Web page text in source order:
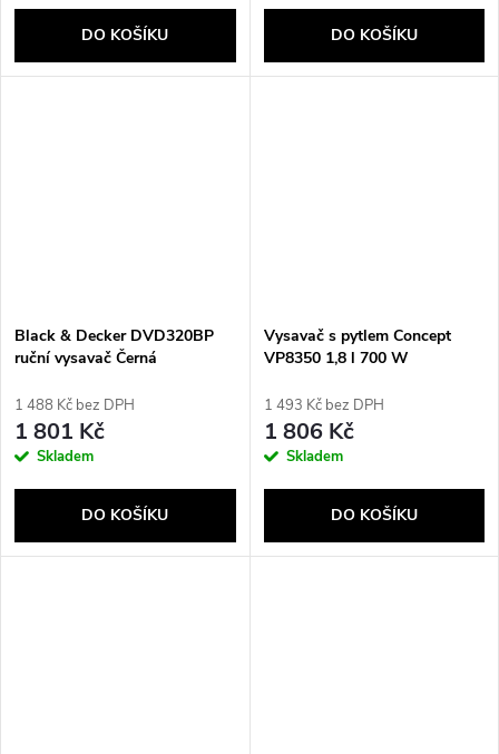
DO KOŠÍKU DO KOŠÍKU
Black & Decker DVD320BP
ruční vysavač Černá
1 488 Kč bez DPH
1 801 Kč
Skladem
DO KOŠÍKU
Vysavač s pytlem Concept
VP8350 1,8 l 700 W
1 493 Kč bez DPH
1 806 Kč
Skladem
DO KOŠÍKU